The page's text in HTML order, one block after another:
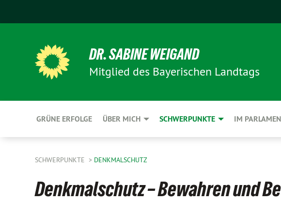
DR. SABINE WEIGAND
Mitglied des Bayerischen Landtags
GRÜNE ERFOLGE ÜBER MICH SCHWERPUNKTE IM
SCHWERPUNKTE DENKMALSCHUTZ
Denkmalschutz – Bewahren und